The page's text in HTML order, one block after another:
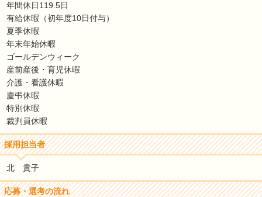
年間休日119.5日
有給休暇（初年度10日付与）
夏季休暇
年末年始休暇
ゴールデンウィーク
産前産後・育児休暇
介護・看護休暇
慶弔休暇
特別休暇
裁判員休暇
採用担当者
北 貴子
応募・選考の流れ